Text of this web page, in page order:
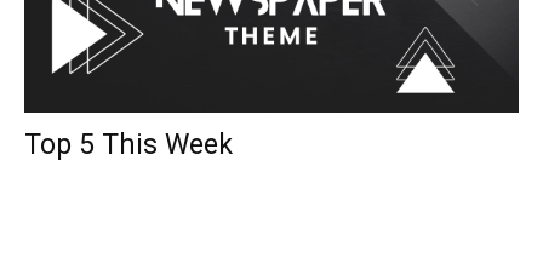
Top 5 This Week